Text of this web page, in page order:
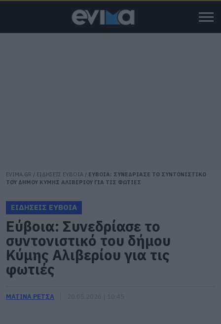
EVIMA.GR / ΕΙΔΗΣΕΙΣ ΕΥΒΟΙΑ / ΕΥΒΟΙΑ: ΣΥΝΕΔΡΙΑΣΕ ΤΟ ΣΥΝΤΟΝΙΣΤΙΚΟ
ΤΟΥ ΔΗΜΟΥ ΚΥΜΗΣ ΑΛΙΒΕΡΙΟΥ ΓΙΑ ΤΙΣ ΦΩΤΙΕΣ
ΕΙΔΗΣΕΙΣ ΕΥΒΟΙΑ
Εύβοια: Συνεδρίασε το
συντονιστικό του δήμου
Κύμης Αλιβερίου για τις
φωτιές
ΜΑΤΙΝΑ ΡΕΤΣΑ